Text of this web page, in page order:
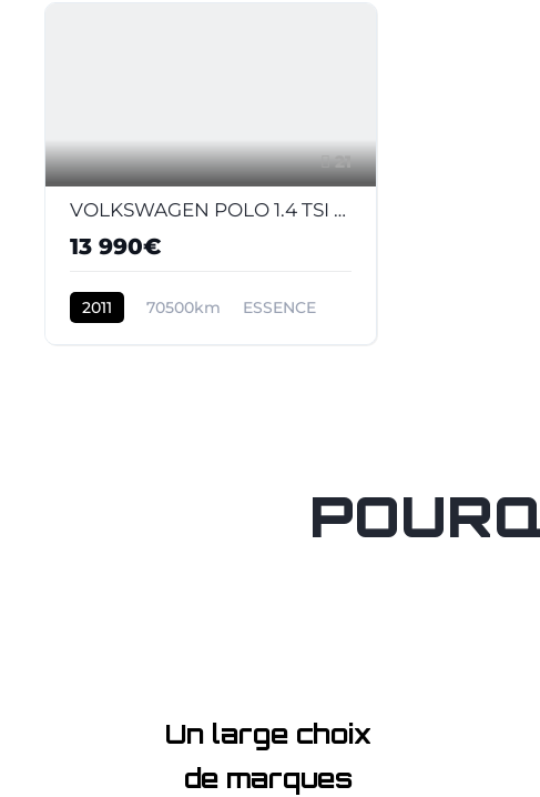
21
VOLKSWAGEN POLO 1.4 TSI - 180 - BV DSG V 6R GTI PHASE 1
13 990€
2011 70500km ESSENCE
Un large choix
de marques